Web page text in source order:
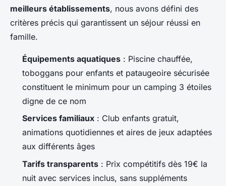
meilleurs établissements, nous avons défini des
critères précis qui garantissent un séjour réussi en
famille.
Équipements aquatiques : Piscine chauffée,
toboggans pour enfants et pataugeoire sécurisée
constituent le minimum pour un camping 3 étoiles
digne de ce nom
Services familiaux : Club enfants gratuit,
animations quotidiennes et aires de jeux adaptées
aux différents âges
Tarifs transparents : Prix compétitifs dès 19€ la
nuit avec services inclus, sans suppléments